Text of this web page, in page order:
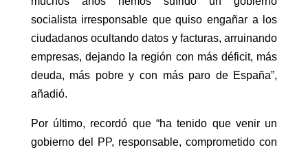
socialista irresponsable que quiso engañar a los
ciudadanos ocultando datos y facturas, arruinando
empresas, dejando la región con más déficit, más
deuda, más pobre y con más paro de España”,
añadió.
Por último, recordó que “ha tenido que venir un
gobierno del PP, responsable, comprometido con